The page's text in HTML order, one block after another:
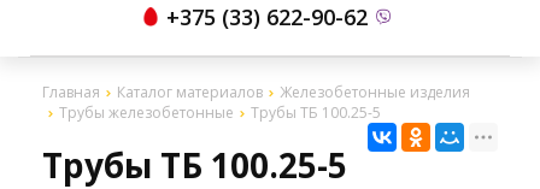
+375 (33) 622-90-62
Главная Каталог материалов
Железобетонные изделия
Трубы железобетонные
Трубы ТБ 100.25-5
Трубы ТБ 100.25-5